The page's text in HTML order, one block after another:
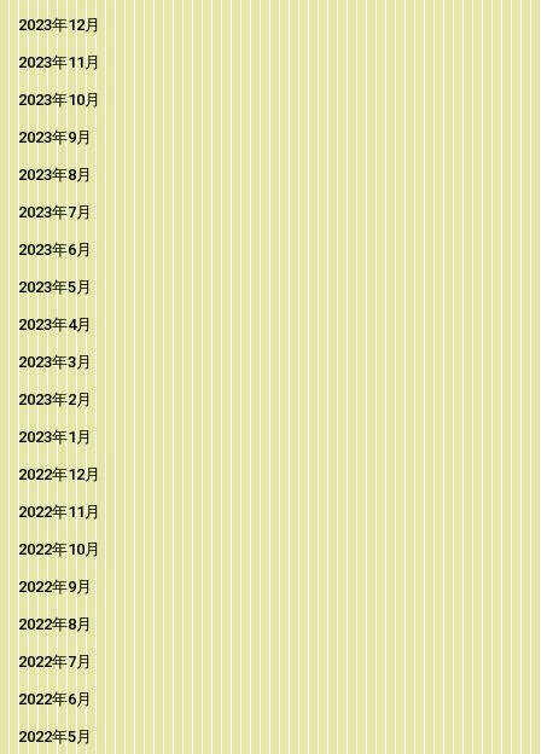
2023年12月
2023年11月
2023年10月
2023年9月
2023年8月
2023年7月
2023年6月
2023年5月
2023年4月
2023年3月
2023年2月
2023年1月
2022年12月
2022年11月
2022年10月
2022年9月
2022年8月
2022年7月
2022年6月
2022年5月